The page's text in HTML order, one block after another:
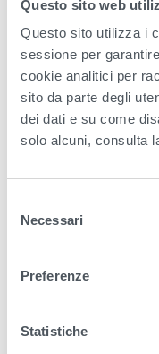
Questo sito web
Questo sito utilizza i
sessione per
cookie analitici per
sito da parte degli
dei dati e su come
solo alcuni, consulta
Necessari
Preferenze
Statistiche
Comunicati
ammalorate del